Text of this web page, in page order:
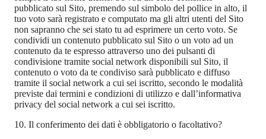
pubblicato sul Sito, premendo sul simbolo del pollice in alto, il
tuo voto sarà registrato e computato ma gli altri utenti del Sito
non sapranno che sei stato tu ad esprimere un certo voto. Se
condividi un contenuto pubblicato sul Sito o un voto ad un
contenuto da te espresso attraverso uno dei pulsanti di
condivisione tramite social network disponibili sul Sito, il
contenuto o voto da te condiviso sarà pubblicato e diffuso
tramite il social network a cui sei iscritto, secondo le modalità
previste dai termini e condizioni di utilizzo e dall’informativa
privacy del social network a cui sei iscritto.
10. Il conferimento dei dati è obbligatorio o facoltativo?